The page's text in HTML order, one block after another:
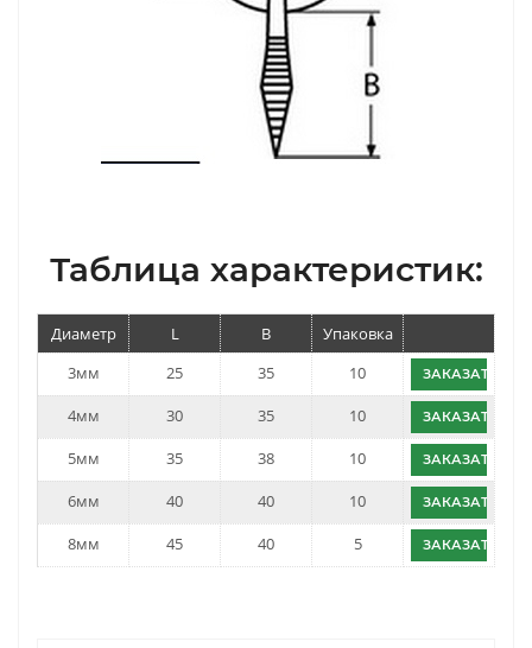
Таблица характеристик:
Диаметр L B
Упаковка
3мм
25 35 10 ЗАКАЗАТЬ
4мм 30 35 10 ЗАКАЗАТЬ
5мм 35 38 10 ЗАКАЗАТЬ
6мм 40 40 10 ЗАКАЗАТЬ
8мм 45 40 5 ЗАКАЗАТЬ